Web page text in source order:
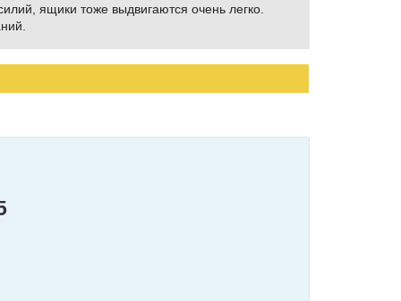
ящики тоже выдвигаются очень легко.